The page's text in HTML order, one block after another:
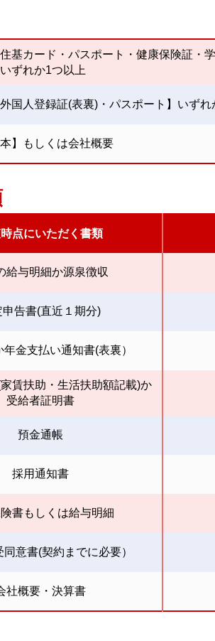
基カード・パスポート・健康保険証・
ずれか1つ以上
外国人登録証(表裏)・パスポート】いずれ
】もしくは会社概要
点にいただく書類
給与明細か源泉徴収
申告書(直近１期分)
金支払い通知書(表裏）
賃扶助・生活扶助額記載)か
受給者証明書
預金通帳
採用通知書
書もしくは給与明細
意書(契約までに必要）
社概要・決算書